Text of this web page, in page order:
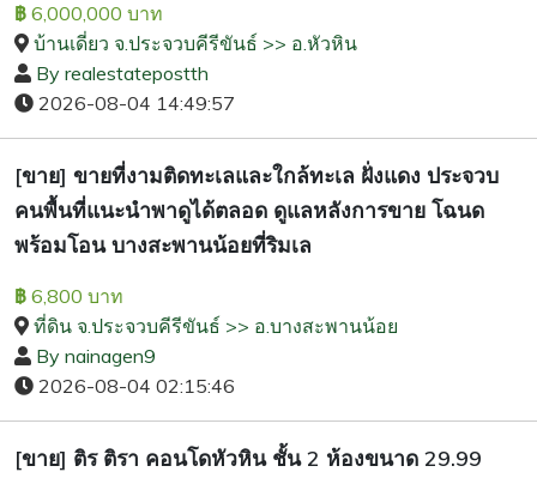
฿ 6,000,000 บาท
บ้านเดี่ยว จ.ประจวบคีรีขันธ์ >> อ.หัวหิน
By realestatepostth
2026-08-04 14:49:57
[ขาย] ขายที่งามติดทะเลและใกล้ทะเล ฝั่งแดง ประจวบ
คนพื้นที่แนะนำพาดูได้ตลอด ดูแลหลังการขาย โฉนด
พร้อมโอน บางสะพานน้อยที่ริมเล
฿ 6,800 บาท
ที่ดิน จ.ประจวบคีรีขันธ์ >> อ.บางสะพานน้อย
By nainagen9
2026-08-04 02:15:46
[ขาย] ติร ติรา คอนโดหัวหิน ชั้น 2 ห้องขนาด 29.99